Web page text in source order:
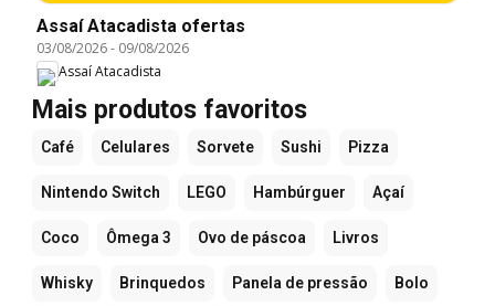
Assaí Atacadista ofertas
03/08/2026- 09/08/2026
Assaí Atacadista
Mais produtos favoritos
Café Celulares Sorvete Sushi Pizza
Nintendo Switch LEGO Hambúrguer Açaí
Coco Ômega 3 Ovo de páscoa Livros
Whisky Brinquedos Panela de pressão Bolo